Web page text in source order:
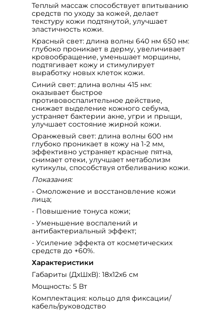
Теплый массаж способствует впитыванию
средств по уходу за кожей, делает
текстуру кожи подтянутой, улучшает
эластичность кожи.
Красный свет: длина волны 640 нм 650 нм:
глубоко проникает в дерму, увеличивает
кровообращение, уменьшает морщины,
подтягивает кожу и стимулирует
выработку новых клеток кожи.
Синий свет: длина волны 415 нм:
оказывает быстрое
противовоспалительное действие,
снижает выделение кожного себума,
устраняет бактерии акне, угри и прыщи,
улучшает состояние жирной кожи.
Оранжевый свет: длина волны 600 нм
глубоко проникает в кожу на 1-2 мм,
эффективно устраняет красные пятна,
снимает отеки, улучшает метаболизм
кутикулы, способствуя отбеливанию кожи.
Показания:
- Омоложение и восстановление кожи
лица;
- Повышение тонуса кожи;
- Уменьшение воспалений и
антибактериальный эффект;
- Усиление эффекта от косметических
средств до +60%.
Характеристики
Габариты (ДхШхВ): 18х12х6 см
Мощность: 5 Вт
Комплектация: кольцо для фиксации/
кабель/руководство